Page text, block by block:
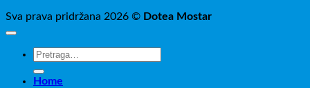
Sva prava pridržana 2026 © Dotea Mostar
Pretraži:
Home